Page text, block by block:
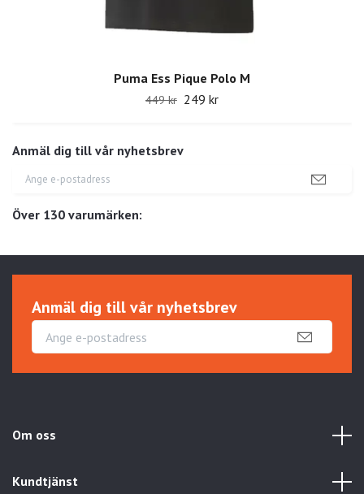
Anmäl dig till vår nyhetsbrev
Över 130 varumärken:
Puma Ess Pique Polo M
449 kr 249 kr
Anmäl dig till vår nyhetsbrev
Om oss
Kundtjänst